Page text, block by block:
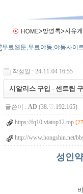
작성일 : 24-11-04 16:55
시알리스 구입 - 센트립
글쓴이 : AD (38.♡.192.165)
https://fq10.viatop12.top
http://www.hongshin.net/
성인